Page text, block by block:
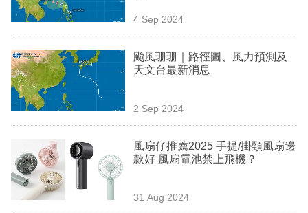
4 Sep 2024
颱風珊珊｜路徑圖、風力預測及
天文台最新消息
2 Sep 2024
風扇仔推薦2025 手提/掛頸風扇邊
款好 風扇電池禁上飛機？
31 Aug 2024